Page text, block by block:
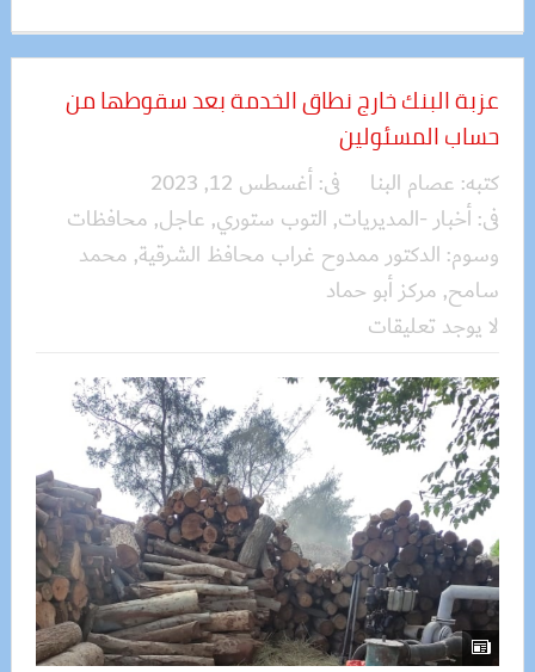
عزبة البنك خارج نطاق الخدمة بعد سقوطها من
حساب المسئولين
كتبه: عصام البنا فى:أغسطس 12, 2023
فى:أخبار -المديريات, التوب ستوري, عاجل, محافظات
وسوم: الدكتور ممدوح غراب محافظ الشرقية, محمد
سامح, مركز أبو حماد
لا يوجد تعليقات